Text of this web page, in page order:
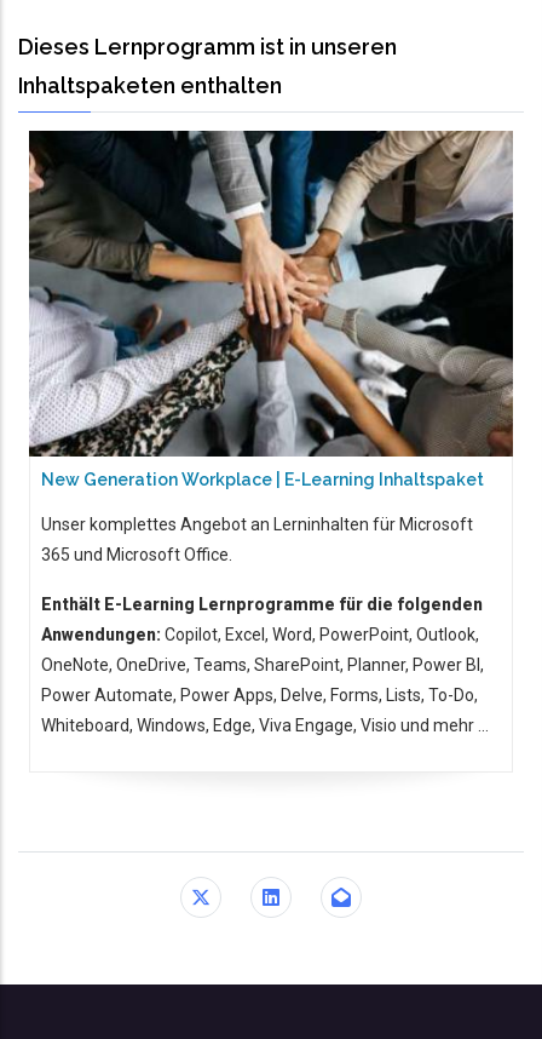
Dieses Lernprogramm ist in unseren
Inhaltspaketen enthalten
New Generation Workplace | E-Learning Inhaltspaket
Unser komplettes Angebot an Lerninhalten für Microsoft
365 und Microsoft Office.
Enthält E-Learning Lernprogramme für die folgenden
Anwendungen: Copilot, Excel, Word, PowerPoint, Outlook,
OneNote, OneDrive, Teams, SharePoint, Planner, Power BI,
Power Automate, Power Apps, Delve, Forms, Lists, To-Do,
Whiteboard, Windows, Edge, Viva Engage, Visio und mehr ...